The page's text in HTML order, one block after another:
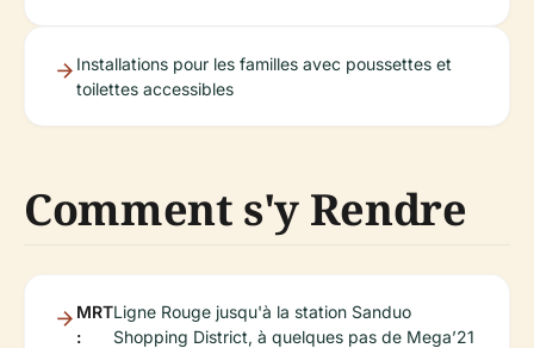
Installations pour les familles avec poussettes et
toilettes accessibles
Comment s'y Rendre
MRT
:
Ligne Rouge jusqu'à la station Sanduo
Shopping District, à quelques pas de Mega’21